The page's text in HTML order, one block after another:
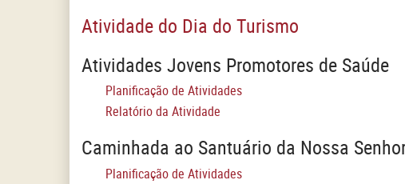
Atividade do Dia do Turismo
Atividades Jovens Promotores de Saúde
Planificação de Atividades
Relatório da Atividade
Caminhada ao Santuário da Nossa
Planificação de Atividades